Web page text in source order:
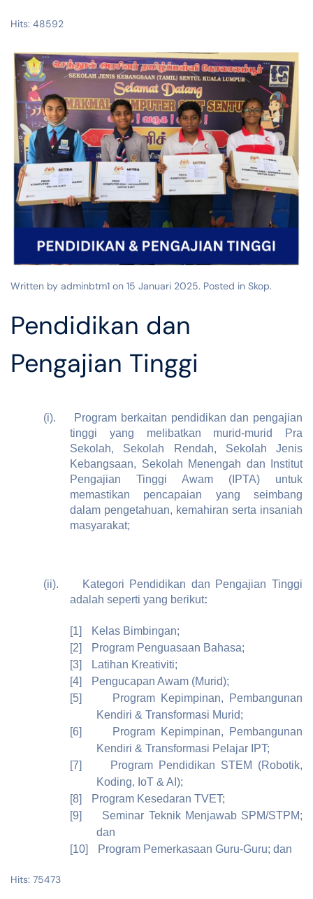
Hits: 48592
Written by adminbtm1 on 15 Januari 2025. Posted in Skop.
Pendidikan dan
Pengajian Tinggi
(i).
Program berkaitan pendidikan dan pengajian
tinggi yang melibatkan murid-murid Pra
Sekolah, Sekolah Rendah, Sekolah Jenis
Kebangsaan, Sekolah Menengah dan Institut
Pengajian Tinggi Awam (IPTA) untuk
memastikan pencapaian yang seimbang
dalam pengetahuan, kemahiran serta insaniah
masyarakat;
(ii).
Kategori Pendidikan dan Pengajian Tinggi
adalah seperti yang berikut:
[1]
Kelas Bimbingan;
[2]
Program Penguasaan Bahasa;
[3]
Latihan Kreativiti;
[4]
Pengucapan Awam (Murid);
[5]
Program Kepimpinan, Pembangunan
Kendiri & Transformasi Murid;
[6]
Program Kepimpinan, Pembangunan
Kendiri & Transformasi Pelajar IPT;
[7]
Program Pendidikan STEM (Robotik,
Koding, IoT & AI);
[8]
Program Kesedaran TVET;
[9]
Seminar Teknik Menjawab SPM/STPM;
dan
[10]
Program Pemerkasaan Guru-Guru; dan
Hits: 75473